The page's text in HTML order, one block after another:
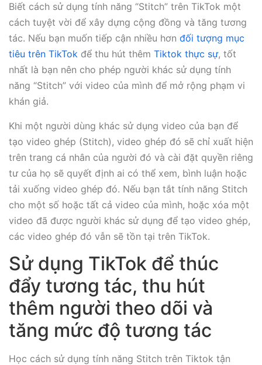
Biết cách sử dụng tính năng “Stitch” trên TikTok một
cách tuyệt vời để xây dựng cộng đồng và tăng tương
tác. Nếu bạn muốn tiếp cận nhiều hơn đối tượng mục
tiêu trên TikTok để thu hút thêm Tiktok thực sự, tốt
nhất là bạn nên cho phép người khác sử dụng tính
năng “Stitch” với video của mình để mở rộng phạm vi
khán giả.
Khi một người dùng khác sử dụng video của bạn để
tạo video ghép (Stitch), video ghép đó sẽ chỉ xuất hiện
trên trang cá nhân của người đó và cài đặt quyền riêng
tư của họ sẽ quyết định ai có thể xem, bình luận hoặc
tải xuống video ghép đó. Nếu bạn tắt tính năng Stitch
cho một số hoặc tất cả video của mình, hoặc xóa một
video đã được người khác sử dụng để tạo video ghép,
các video ghép đó vẫn sẽ tồn tại trên TikTok.
Sử dụng TikTok để thúc
đẩy tương tác, thu hút
thêm người theo dõi và
tăng mức độ tương tác
Học cách sử dụng tính năng Stitch trên Tiktok tận